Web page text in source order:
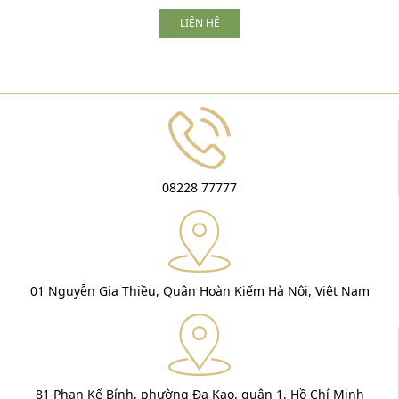
LIÊN HỆ
08228 77777
01 Nguyễn Gia Thiều, Quận Hoàn Kiếm Hà Nội, Việt Nam
81 Phan Kế Bính, phường Đa Kao, quận 1, Hồ Chí Minh